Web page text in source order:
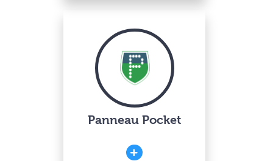
Panneau Pocket